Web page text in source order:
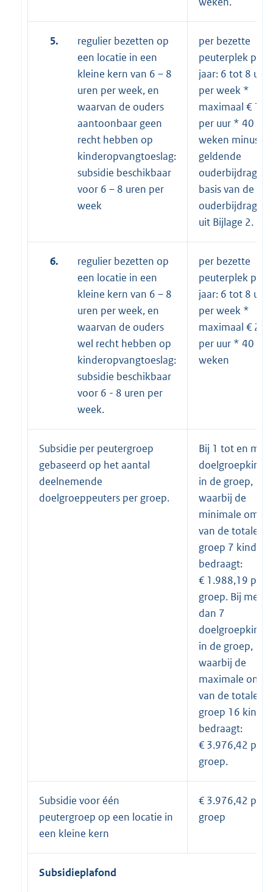
5.
regulier bezetten op
een locatie in een
kleine kern van 6 – 8
uren per week, en
waarvan de ouders
aantoonbaar geen
recht hebben op
kinderopvangtoeslag:
subsidie beschikbaar
voor 6 – 8 uren per
week
per bezette
peuterplek per
jaar: 6 tot 8
per week *
maximaal €
per uur * 40
weken minus de
geldende
ouderbijdrage
basis van de
uit Bijlage 2.
6.
regulier bezetten op
een locatie in een
kleine kern van 6 – 8
uren per week, en
waarvan de ouders
wel recht hebben op
kinderopvangtoeslag:
subsidie beschikbaar
voor 6 - 8 uren per
week.
per bezette
peuterplek per
jaar: 6 tot 8
per week *
maximaal €
per uur * 40
weken
Subsidie per peutergroep
gebaseerd op het aantal
deelnemende
doelgroeppeuters per groep.
Bij 1 tot en met
in de groep,
waarbij de
minimale
van de totale
groep 7
bedraagt:
€ 1.988,19 per
groep. Bij meer
dan 7
in de groep,
waarbij de
maximale
van de totale
groep 16
bedraagt:
€ 3.976,42 per
groep.
Subsidie voor één
peutergroep op een locatie in
een kleine kern
€ 3.976,42 per
groep
Subsidieplafond